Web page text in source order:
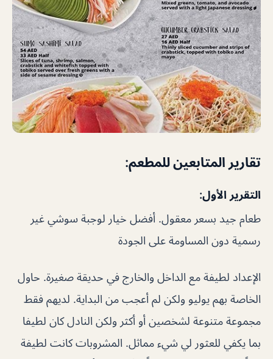
تقارير المتابعين للمطعم:
التقرير الأول:
طعام جيد بسعر معقول. أفضل خيار لوجبة سوشي غير
رسمية دون المساومة على الجودة
الإعداد لطيفة مع الداخل والخارج في حديقة صغيرة. حاول
الخاصة بهم يوليو ولكن لم أعجب من البداية. لديهم فقط
مجموعة متنوعة لشخصين أو أكثر ولكن النادل كان لطيفا
بما يكفي للعثور لي شيء مماثل. المشروبات كانت لطيفة